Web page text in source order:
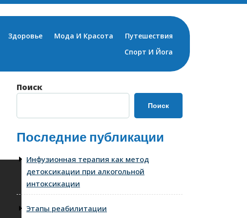
Здоровье Мода И Красота
Путешествия
Спорт И Йога
Поиск
Поиск
Последние публикации
Инфузионная терапия как метод
детоксикации при алкогольной
интоксикации
Этапы реабилитации